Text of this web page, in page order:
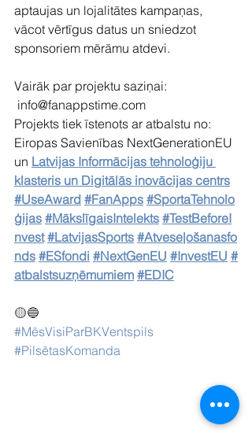
aptaujas un lojalitātes kampaņas,
vācot vērtīgus datus un sniedzot
sponsoriem mērāmu atdevi.
Vairāk par projektu saziņai:
info@fanappstime.com
Projekts tiek īstenots ar atbalstu no:
Eiropas Savienības NextGenerationEU
un Latvijas Informācijas tehnoloģiju
klasteris un Digitālās inovācijas centrs
#UseAward #FanApps #SportaTehnolo
ģijas #MākslīgaisIntelekts #TestBeforeI
nvest #LatvijasSports #Atveseļošanasfo
nds #ESfondi #NextGenEU #InvestEU #
atbalstsuzņēmumiem #EDIC
🟡🔵
#MēsVisiParBKVentspils
#PilsētasKomanda